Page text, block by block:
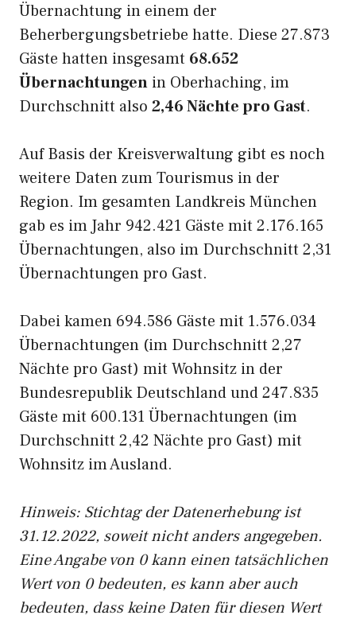
Übernachtung in einem der
Beherbergungsbetriebe hatte. Diese 27.873
Gäste hatten insgesamt 68.652
Übernachtungen in Oberhaching, im
Durchschnitt also 2,46 Nächte pro Gast.
Auf Basis der Kreisverwaltung gibt es noch
weitere Daten zum Tourismus in der
Region. Im gesamten Landkreis München
gab es im Jahr 942.421 Gäste mit 2.176.165
Übernachtungen, also im Durchschnitt 2,31
Übernachtungen pro Gast.
Dabei kamen 694.586 Gäste mit 1.576.034
Übernachtungen (im Durchschnitt 2,27
Nächte pro Gast) mit Wohnsitz in der
Bundesrepublik Deutschland und 247.835
Gäste mit 600.131 Übernachtungen (im
Durchschnitt 2,42 Nächte pro Gast) mit
Wohnsitz im Ausland.
Hinweis: Stichtag der Datenerhebung ist
31.12.2022, soweit nicht anders angegeben.
Eine Angabe von 0 kann einen tatsächlichen
Wert von 0 bedeuten, es kann aber auch
bedeuten, dass keine Daten für diesen Wert